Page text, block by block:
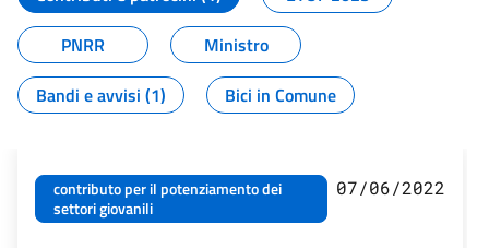
PNRR
Ministro
Bandi e avvisi (1)
Bici in Comune
contributo per il potenziamento dei
settori giovanili
07/06/2022